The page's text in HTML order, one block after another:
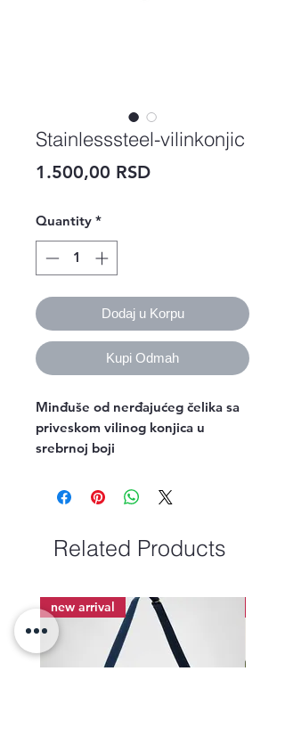
Stainlesssteel-vilinkonjic
1.500,00 RSDPrice
Quantity *
Dodaj u Korpu
Kupi Odmah
Minđuše od nerđajućeg čelika sa
priveskom vilinog konjica u
srebrnoj boji
Related Products
new arrival